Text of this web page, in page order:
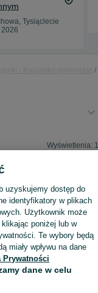
Tysiąclecie
Wyświetlenia:
skontaktować się z
uzyskujemy dostęp do
identyfikatory w plikach
Użytkownik może
poniżej lub w
Te wybory będą
miały wpływu na dane
Prywatności
dane w celu